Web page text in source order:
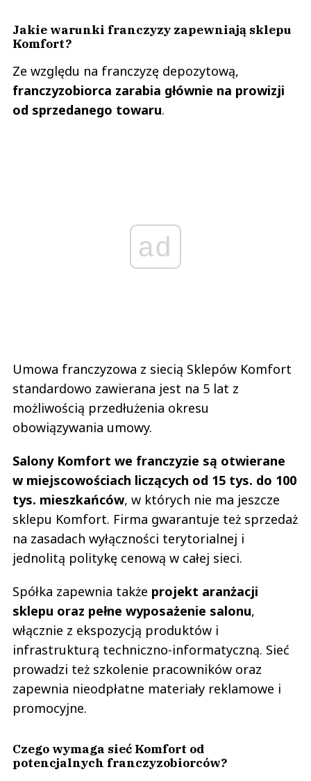
Jakie warunki franczyzy zapewniają sklepu
Komfort?
Ze względu na franczyzę depozytową,
franczyzobiorca zarabia głównie na prowizji
od sprzedanego towaru.
ad
Umowa franczyzowa z siecią Sklepów Komfort
standardowo zawierana jest na 5 lat z
możliwością przedłużenia okresu
obowiązywania umowy.
Salony Komfort we franczyzie są otwierane
w miejscowościach liczących od 15 tys. do 100
tys. mieszkańców, w których nie ma jeszcze
sklepu Komfort. Firma gwarantuje też sprzedaż
na zasadach wyłączności terytorialnej i
jednolitą politykę cenową w całej sieci.
Spółka zapewnia także projekt aranżacji
sklepu oraz pełne wyposażenie salonu,
włącznie z ekspozycją produktów i
infrastrukturą techniczno-informatyczną. Sieć
prowadzi też szkolenie pracowników oraz
zapewnia nieodpłatne materiały reklamowe i
promocyjne.
Czego wymaga sieć Komfort od
potencjalnych franczyzobiorców?